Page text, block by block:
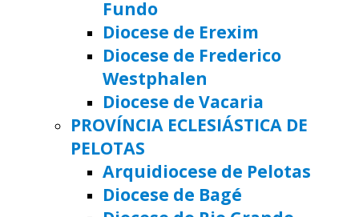
Fundo
Diocese de Erexim
Diocese de Frederico
Westphalen
Diocese de Vacaria
PROVÍNCIA ECLESIÁSTICA DE
PELOTAS
Arquidiocese de Pelotas
Diocese de Bagé